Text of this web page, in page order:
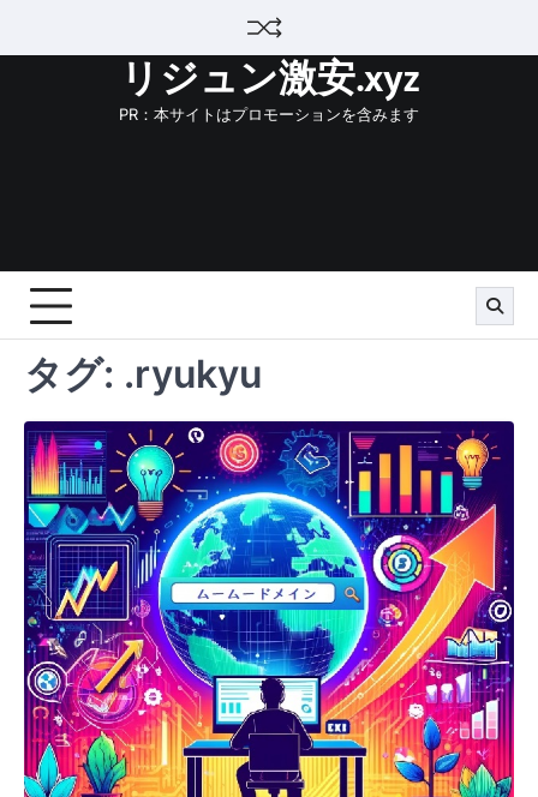
リジュン激安.xyz
PR：本サイトはプロモーションを含みます
タグ: .ryukyu